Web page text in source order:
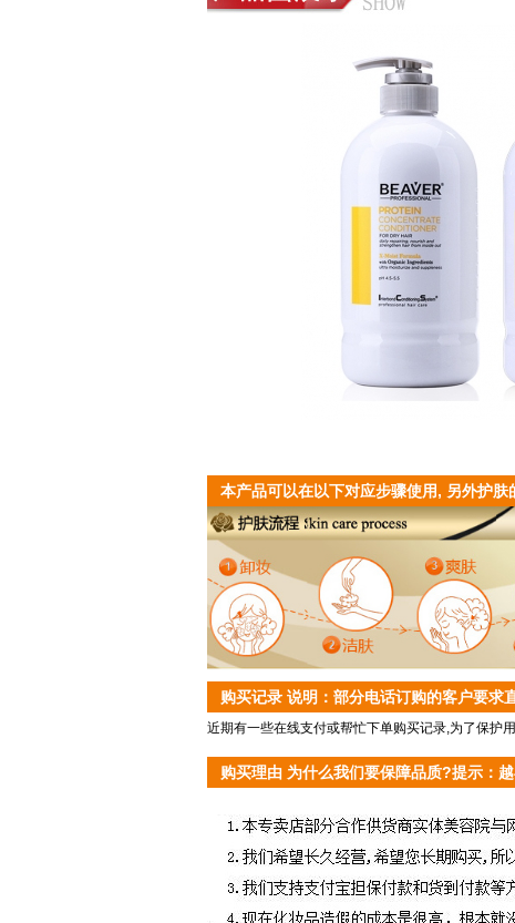
本产品可以在以下对应步骤使用, 另外护
购买记录 说明：部分电话订购的客户要求
近期有一些在线支付或帮忙下单购买记录,为了保护
购买理由 为什么我们要保障品质?提示：